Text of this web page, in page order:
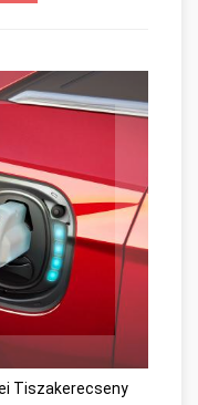
Tiszakerecseny